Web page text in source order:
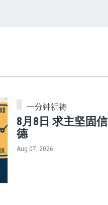
一分钟祈祷
8月8日 求主坚固信
德
Aug 07, 2026